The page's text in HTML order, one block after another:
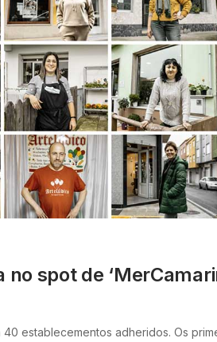
spot de
establecementos adheridos. Os